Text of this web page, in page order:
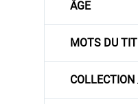
ÂGE
MOTS DU
COLLECTION